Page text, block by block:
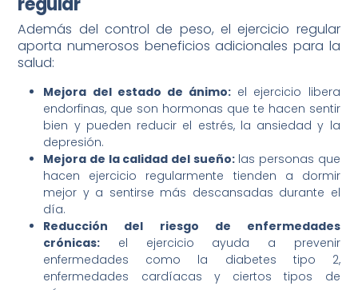
Además del control de peso, el ejercicio regular
aporta numerosos beneficios adicionales para la
salud:
Mejora del estado de ánimo: el ejercicio libera
endorfinas, que son hormonas que te hacen sentir
bien y pueden reducir el estrés, la ansiedad y la
depresión.
Mejora de la calidad del sueño:las personas que
hacen ejercicio regularmente tienden a dormir
mejor y a sentirse más descansadas durante el
día.
Reducción del riesgo de enfermedades
crónicas: el ejercicio ayuda a prevenir
enfermedades como la diabetes tipo 2,
enfermedades cardíacas y ciertos tipos de